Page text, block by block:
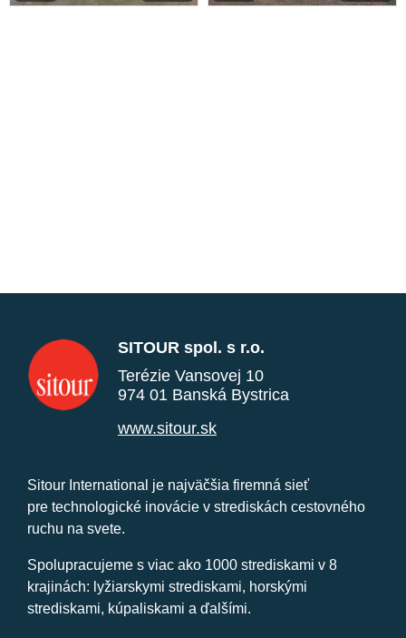
SITOUR spol. s r.o.
Terézie Vansovej 10
974 01 Banská Bystrica
www.sitour.sk
Sitour International je najväčšia firemná sieť
pre technologické inovácie v strediskách cestovného
ruchu na svete.
Spolupracujeme s viac ako 1000 strediskami v 8
krajinách: lyžiarskymi strediskami, horskými
strediskami, kúpaliskami a ďalšími.